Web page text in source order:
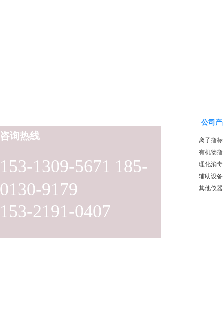
153-1309-5671 185-
0130-9179
153-2191-0407
咨询热线
公司
离子指标
有机物
理化消
辅助设备
其他仪器